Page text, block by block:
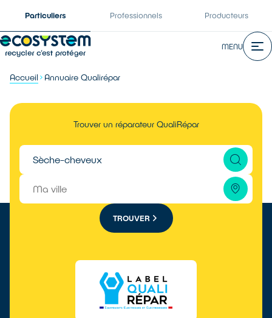
Particuliers Professionnels Producteurs
MENU
Accueil Annuaire Qualirépar
Trouver un réparateur QualiRépar
TROUVER